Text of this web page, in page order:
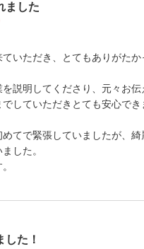
ました
いただき、とてもありがたか
説明してくださり、元々お伝
していただきとても安心でき
てで緊張していましたが、綺
した。
た！